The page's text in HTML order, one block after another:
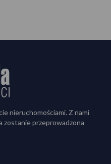
nieruchomościami. Z nami
zostanie przeprowadzona